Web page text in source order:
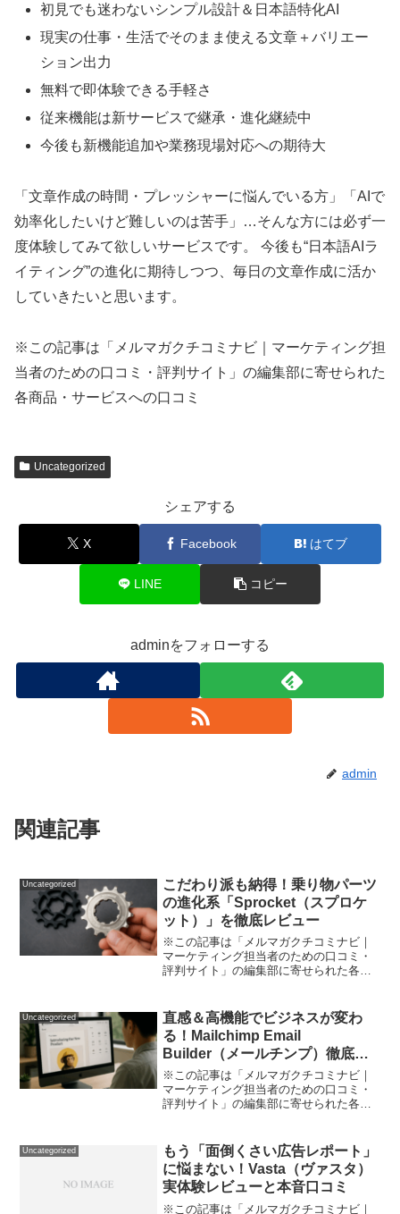
初見でも迷わないシンプル設計＆日本語特化AI
現実の仕事・生活でそのまま使える文章＋バリエー
ション出力
無料で即体験できる手軽さ
従来機能は新サービスで継承・進化継続中
今後も新機能追加や業務現場対応への期待大
「文章作成の時間・プレッシャーに悩んでいる方」「AIで
効率化したいけど難しいのは苦手」…そんな方には必ず一
度体験してみて欲しいサービスです。 今後も“日本語AIラ
イティング”の進化に期待しつつ、毎日の文章作成に活か
していきたいと思います。
※この記事は「メルマガクチコミナビ｜マーケティング担
当者のための口コミ・評判サイト」の編集部に寄せられた
各商品・サービスへの口コミ
Uncategorized
シェアする
X Facebook はてブ
LINE コピー
adminをフォローする
admin
関連記事
Uncategorized
こだわり派も納得！乗り物パーツ
の進化系「Sprocket（スプロケ
ット）」を徹底レビュー
※この記事は「メルマガクチコミナビ｜
マーケティング担当者のための口コミ・
評判サイト」の編集部に寄せられた各商
か？」 動力パーツはなんとなく純正を使
っているけど… 「もう...
Uncategorized
直感＆高機能でビジネスが変わ
る！Mailchimp Email
Builder（メールチンプ）徹底レ
ビュー
※この記事は「メルマガクチコミナビ｜
マーケティング担当者のための口コミ・
評判サイト」の編集部に寄せられた各商
「デザインが難しい」「専門的な知識が
ないから失敗しそう」…そ...
Uncategorized
もう「面倒くさい広告レポート」
に悩まない！Vasta（ヴァスタ）
実体験レビューと本音口コミ
※この記事は「メルマガクチコミナビ｜